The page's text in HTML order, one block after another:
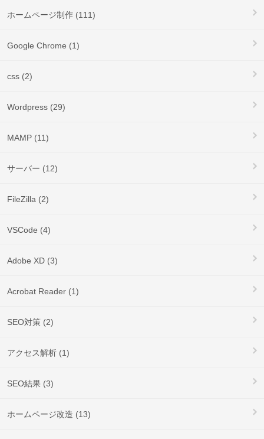
ホームページ制作 (111)
Google Chrome (1)
css (2)
Wordpress (29)
MAMP (11)
サーバー (12)
FileZilla (2)
VSCode (4)
Adobe XD (3)
Acrobat Reader (1)
SEO対策 (2)
アクセス解析 (1)
SEO結果 (3)
ホームページ改造 (13)